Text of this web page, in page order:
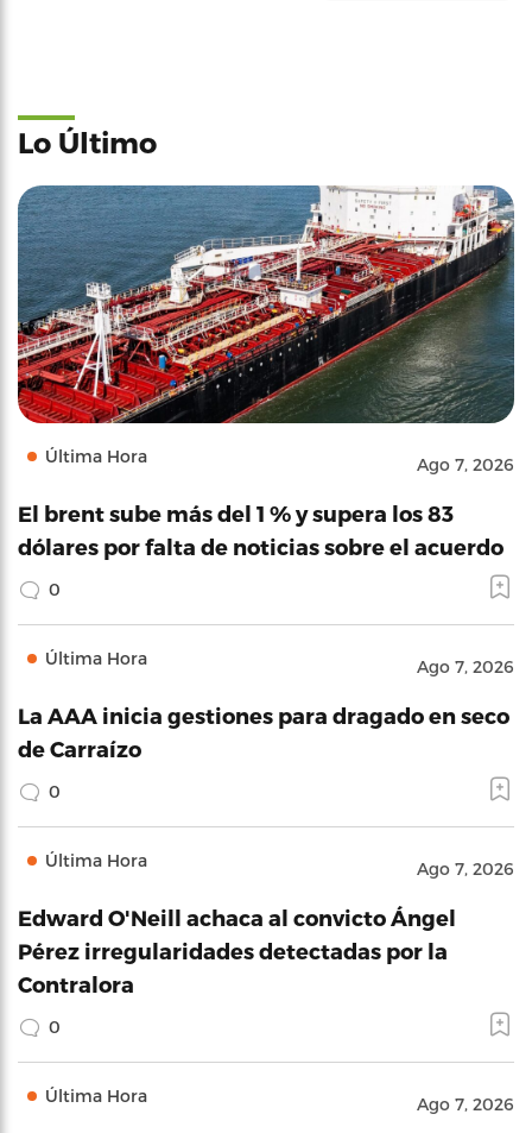
Lo Último
Última Hora Ago 7, 2026
El brent sube más del 1 % y supera los 83
dólares por falta de noticias sobre el acuerdo
0
Última Hora Ago 7, 2026
La AAA inicia gestiones para dragado en seco
de Carraízo
0
Última Hora Ago 7, 2026
Edward O'Neill achaca al convicto Ángel
Pérez irregularidades detectadas por la
Contralora
0
Última Hora Ago 7, 2026